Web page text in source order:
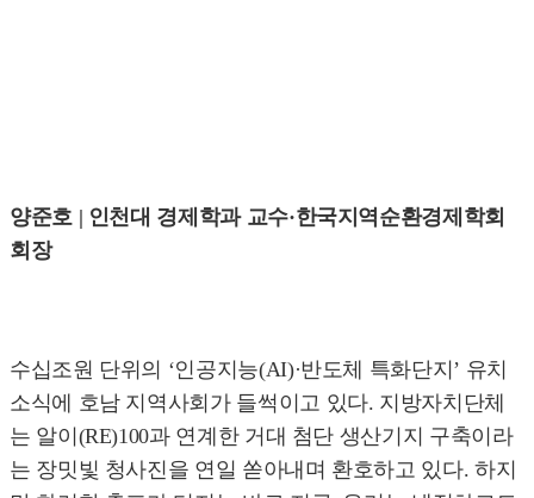
양준호 | 인천대 경제학과 교수·한국지역순환경제학회
회장
수십조원 단위의 ‘인공지능(AI)·반도체 특화단지’ 유치
소식에 호남 지역사회가 들썩이고 있다. 지방자치단체
는 알이(RE)100과 연계한 거대 첨단 생산기지 구축이라
는 장밋빛 청사진을 연일 쏟아내며 환호하고 있다. 하지